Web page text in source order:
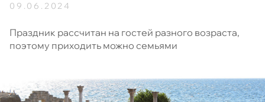
09.06.2024
Праздник рассчитан на гостей разного возраста,
поэтому приходить можно семьями